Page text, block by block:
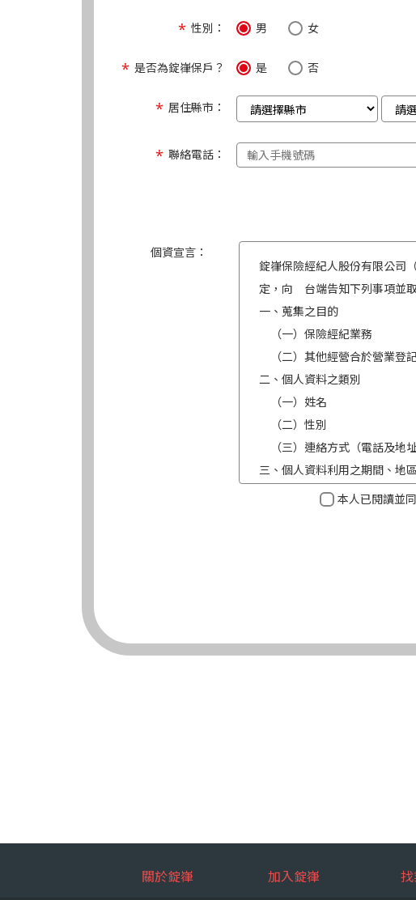
性別： 男 女
是否為錠嵂保戶？ 是 否
居住縣市：
聯絡電話：
個資宣言：
錠嵂保險經紀人股份有限公司
定，向 台端告知下列事項並
一、蒐集之目的
（一）保險經紀業務
（二）其他經營合於營業登
二、個人資料之類別
（一）姓名
（二）性別
（三）連絡方式（電話及地址
三、個人資料利用之期間、地
（一）期間：蒐集之目的存
如：台端得自由選擇提供
本人已閱讀並
關於錠嵂 加入錠嵂